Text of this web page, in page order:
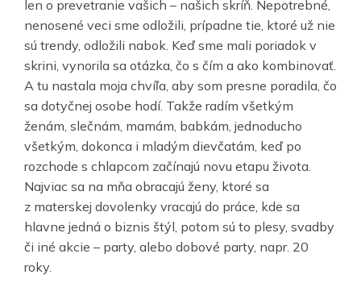
len o prevetranie vašich – našich skríň. Nepotrebné,
nenosené veci sme odložili, prípadne tie, ktoré už nie
sú trendy, odložili nabok. Keď sme mali poriadok v
skrini, vynorila sa otázka, čo s čím a ako kombinovať.
A tu nastala moja chvíľa, aby som presne poradila, čo
sa dotyčnej osobe hodí. Takže radím všetkým
ženám, slečnám, mamám, babkám, jednoducho
všetkým, dokonca i mladým dievčatám, keď po
rozchode s chlapcom začínajú novu etapu života.
Najviac sa na mňa obracajú ženy, ktoré sa
z materskej dovolenky vracajú do práce, kde sa
hlavne jedná o biznis štýl, potom sú to plesy, svadby
či iné akcie – party, alebo dobové party, napr. 20
roky.